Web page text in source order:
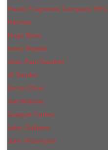
Haute Fragrance Company HFC
Hermes
Hugo Boss
Issey Miyake
Jean Paul Gaultier
Jil Sander
Jimmi Choo
Jое Malоnе
Joaquin Cortes
John Galliano
John Richmond